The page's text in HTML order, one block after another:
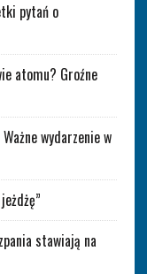
pytań o
atomu? Groźne
wydarzenie w
stawiają na